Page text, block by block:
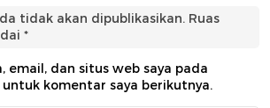
tidak akan dipublikasikan. Ruas
*
email, dan situs web saya pada
komentar saya berikutnya.